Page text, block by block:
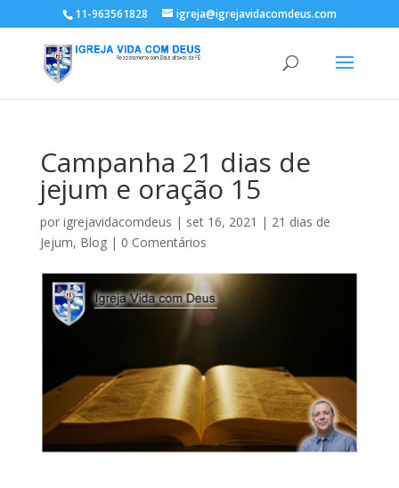
11-963561828 igreja@igrejavidacomdeus.com
Campanha 21 dias de
jejum e oração 15
por igrejavidacomdeus | set 16, 2021 | 21 dias de
Jejum, Blog| 0 Comentários